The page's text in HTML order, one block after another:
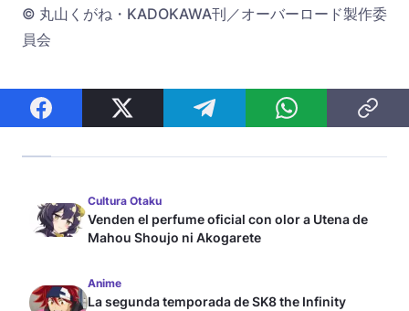
© 丸山くがね・KADOKAWA刊／オーバーロード製作委
員会
Cultura Otaku
Venden el perfume oficial con olor a Utena de
Mahou Shoujo ni Akogarete
Anime
La segunda temporada de SK8 the Infinity